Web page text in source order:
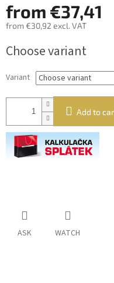
from €37,41
from €30,92 excl. VAT
price:
Choose variant
Variant
Add to
ASK WATCH